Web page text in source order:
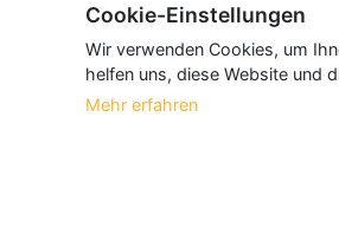
Cookie-Einstellungen
Wir verwenden Cookies, um
helfen uns, diese Website und
Mehr erfahren